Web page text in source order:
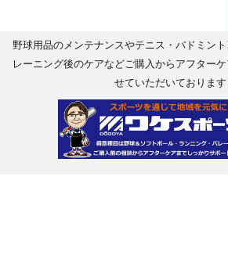
野球用品のメンテナンスやテニス・バドミン
レーニング後のケアなどご購入からアフター
せていただいております